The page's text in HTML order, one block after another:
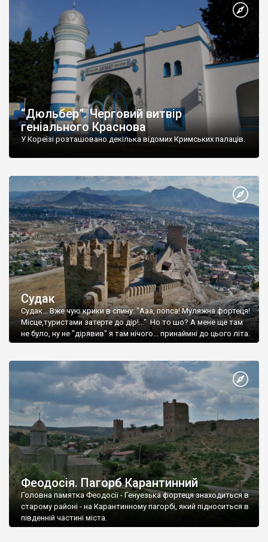
“Дюльбер”. Черговий витвір
геніального Краснова
У Кореїзі розташовано декілька відомих Кримських палаців.
Судак
Судак... Вже чую крики в спину: "Ааа, попса! Муляжна фортеця!
Місце,туристами затерте до дір!..." Но то шо? А мене ще там
не було, ну не "дірявив" я там нічого... принаймні до цього літа.
Феодосія. Пагорб Карантинний
Головна памятка Феодосії - Генуезька фортеця знаходиться в
старому районі - на Карантинному пагорбі, який підноситься в
південній частині міста.